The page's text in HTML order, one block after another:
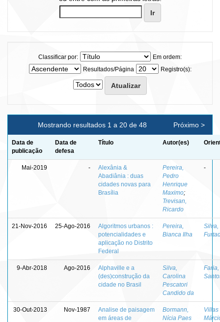
Classificar por:
Em ordem:
Resultados/Página
Registro(s):
Mostrando resultados 1 a 20 de 48 Próximo >
Data de
publicação
Data de
defesa
Título Autor(es)
Mai-2019 -
Alexânia &
Abadiânia : duas
cidades novas para
Brasília
Pereira,
Pedro
Henrique
Maximo;
Trevisan,
Ricardo
-
21-Nov-2016 25-Ago-2016
Algoritmos urbanos :
potencialidades e
aplicação no Distrito
Federal
Pereira,
Bianca Ilha
Silva,
9-Abr-2018 Ago-2016
Alphaville e a
(des)construção da
cidade no Brasil
Silva,
Carolina
Pescatori
Candido da
30-Out-2013 Nov-1987
Analise de paisagem
em áreas de
Bormann,
Nícia Paes
Villas